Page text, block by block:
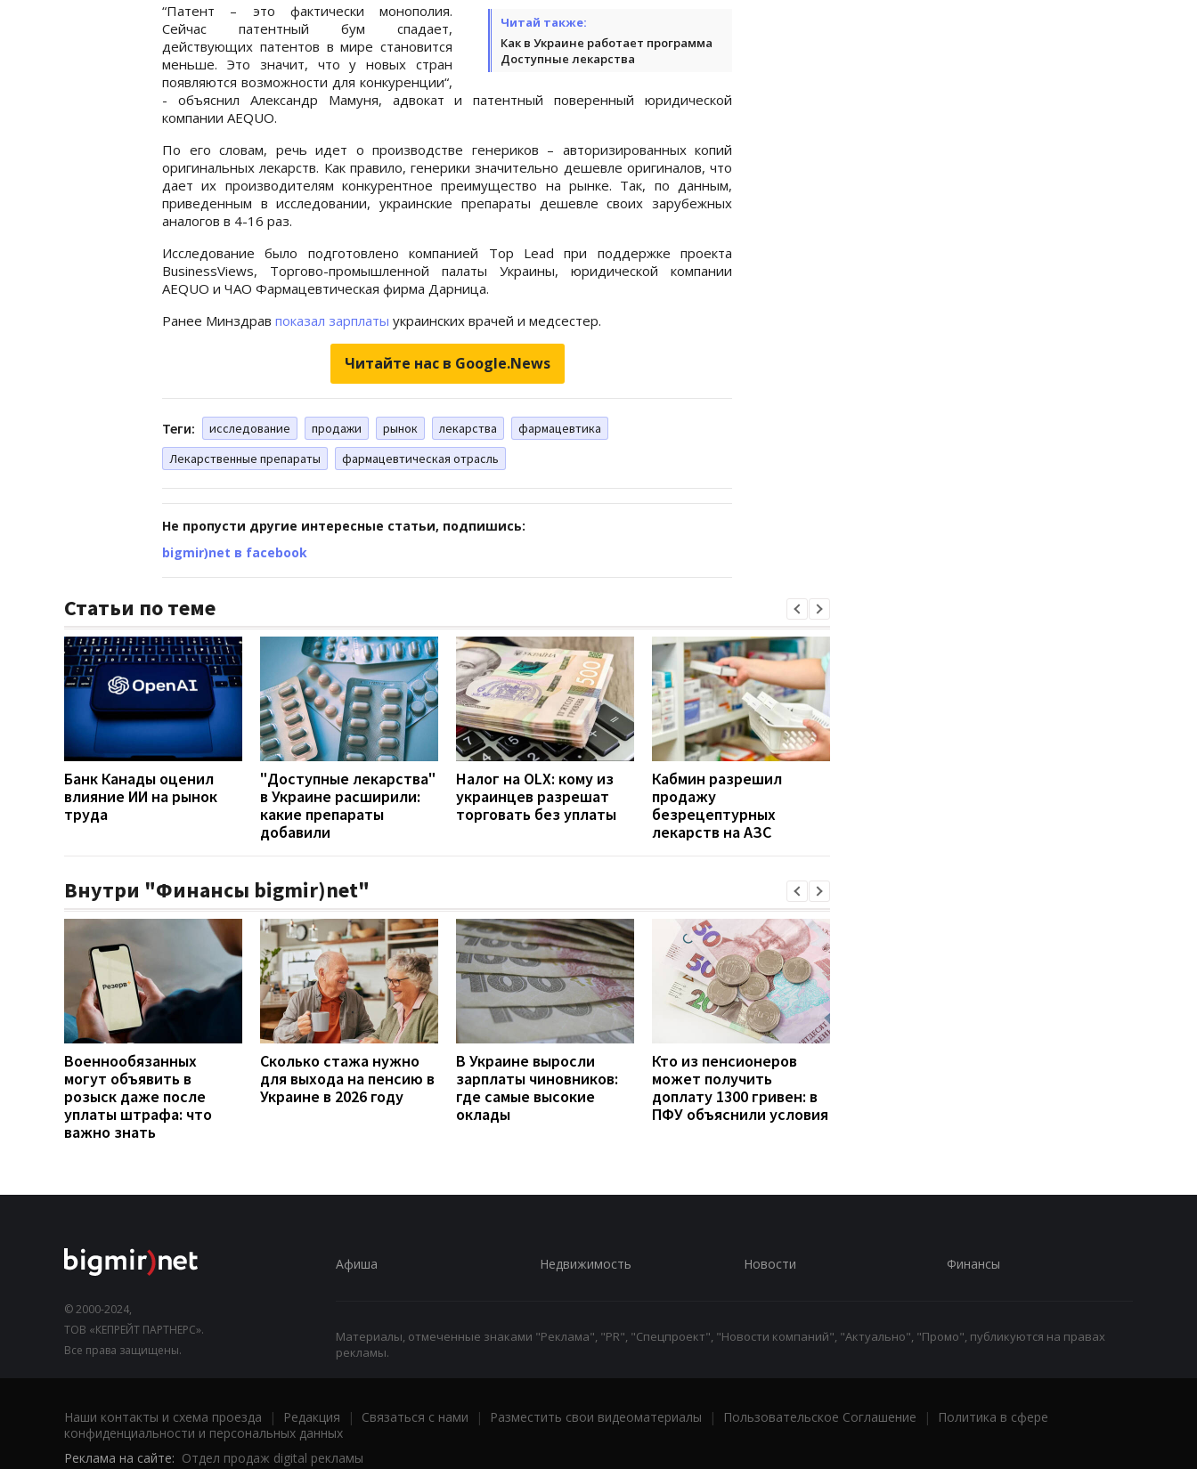
Читай также:
Как в Украине работает программа
Доступные лекарства
“Патент – это фактически монополия.
Сейчас патентный бум спадает,
действующих патентов в мире становится
меньше. Это значит, что у новых стран
появляются возможности для конкуренции“,
- объяснил Александр Мамуня, адвокат и патентный поверенный юридической
компании AEQUO.
По его словам, речь идет о производстве генериков – авторизированных копий
оригинальных лекарств. Как правило, генерики значительно дешевле оригиналов, что
дает их производителям конкурентное преимущество на рынке. Так, по данным,
приведенным в исследовании, украинские препараты дешевле своих зарубежных
аналогов в 4-16 раз.
Исследование было подготовлено компанией Top Lead при поддержке проекта
BusinessViews, Торгово-промышленной палаты Украины, юридической компании
AEQUO и ЧАО Фармацевтическая фирма Дарница.
Ранее Минздрав показал зарплаты украинских врачей и медсестер.
Читайте нас в Google.News
Теги: исследование продажи рынок лекарства
фармацевтика
Лекарственные препараты
фармацевтическая отрасль
Не пропусти другие интересные статьи, подпишись:
bigmir)net в facebook
Статьи по теме
Банк Канады оценил
влияние ИИ на рынок
труда
"Доступные лекарства"
в Украине расширили:
какие препараты
добавили
Налог на OLX: кому из
украинцев разрешат
торговать без уплаты
Кабмин разрешил
продажу
безрецептурных
лекарств на АЗС
Внутри "Финансы bigmir)net"
Военнообязанных
могут объявить в
розыск даже после
уплаты штрафа: что
важно знать
Сколько стажа нужно
для выхода на пенсию в
Украине в 2026 году
В Украине выросли
зарплаты чиновников:
где самые высокие
оклады
Кто из пенсионеров
может получить
доплату 1300 гривен: в
ПФУ объяснили условия
© 2000-2024,
ТОВ «КЕПРЕЙТ ПАРТНЕРС».
Все права защищены.
Афиша Недвижимость Новости Финансы
Материалы, отмеченные знаками "Реклама", "PR", "Спецпроект", "Новости компаний", "Актуально", "Промо", публикуются на правах
рекламы.
Наши контакты и схема проезда | Редакция | Связаться с нами | Разместить свои видеоматериалы | Пользовательское Соглашение |
Политика в сфере
конфиденциальности и персональных данных
Реклама на сайте: Отдел продаж digital рекламы